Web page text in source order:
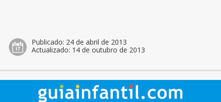
Publicado: 24 de abril de 2013
Actualizado: 14 de outubro de 2013